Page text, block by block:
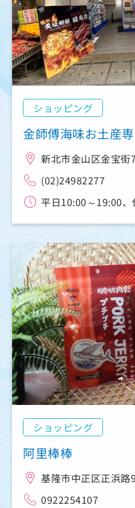
ショッピング
金師傅海味お土産
新北市金山区金宝街
(02)24982277
平日10:00～19:00
ショッピング
阿里棒棒
基隆市中正区正浜路
0922254107